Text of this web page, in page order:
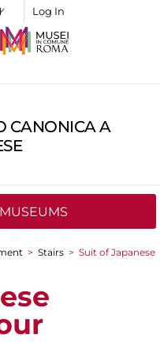
Log In
CANONICA A
> Stairs > Suit of Japanese